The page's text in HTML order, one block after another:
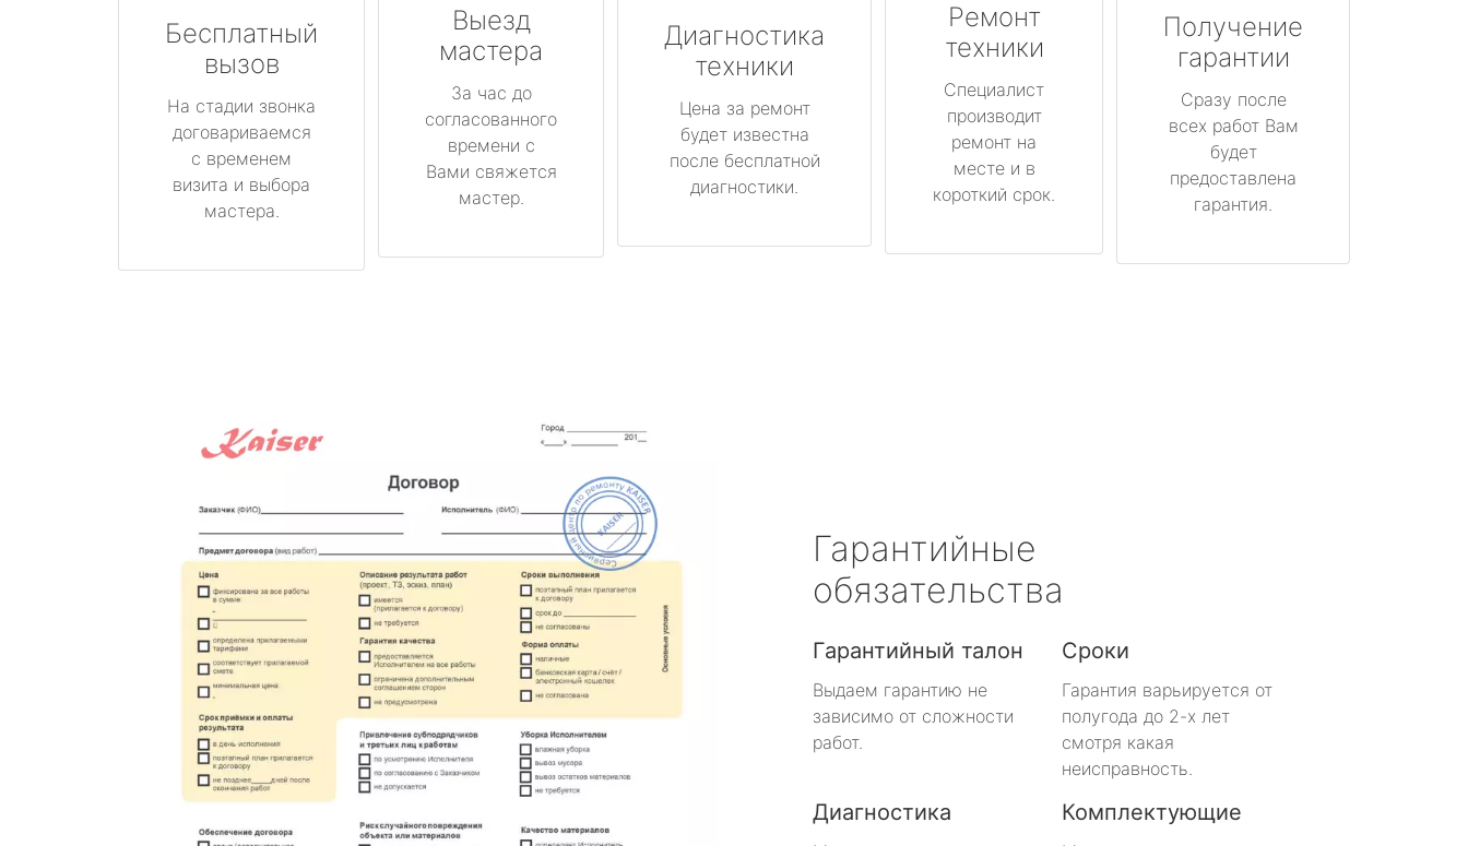
Бесплатный
вызов
На стадии звонка
договариваемся
с временем
визита и выбора
мастера.
Выезд
мастера
За час до
согласованного
времени с
Вами свяжется
мастер.
Диагностика
техники
Цена за ремонт
будет известна
после бесплатной
диагностики.
Ремонт
техники
Специалист
производит
ремонт на
месте и в
короткий срок.
Получение
гарантии
Сразу после
всех работ Вам
будет
предоставлена
гарантия.
Гарантийные
обязательства
Гарантийный талон
Выдаем гарантию не
зависимо от сложности
работ.
Сроки
Гарантия варьируется от
полугода до 2-х лет
смотря какая
неисправность.
Диагностика Комплектующие